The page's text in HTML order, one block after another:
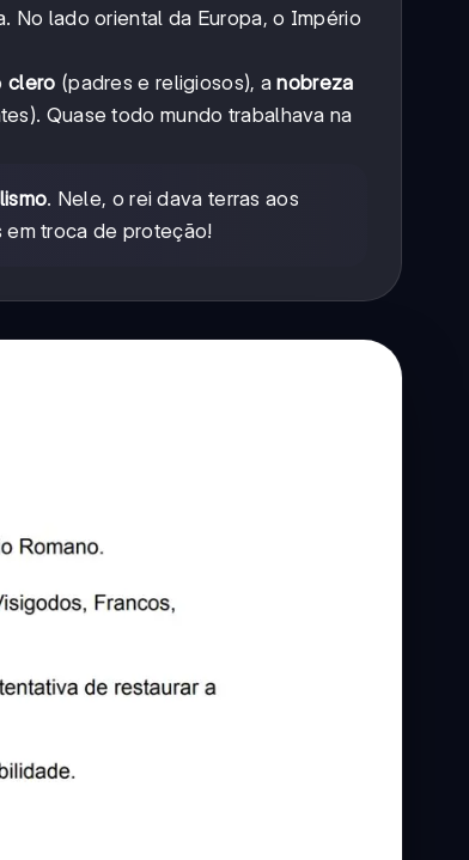
No lado oriental da Europa, o Império
clero (padres e religiosos), anobreza
Quase todo mundo trabalhava na
. Nele, o rei dava terras aos
em troca de proteção!